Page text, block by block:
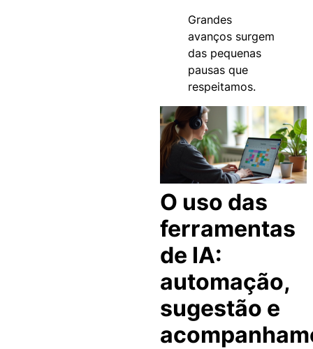
Grandes
avanços surgem
das pequenas
pausas que
respeitamos.
O uso das
ferramentas
de IA:
automação,
sugestão e